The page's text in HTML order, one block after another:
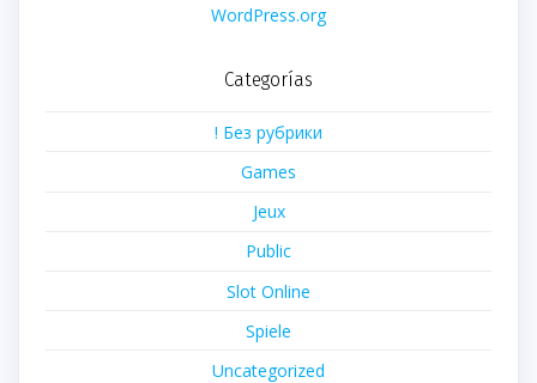
WordPress.org
Categorías
! Без рубрики
Games
Jeux
Public
Slot Online
Spiele
Uncategorized